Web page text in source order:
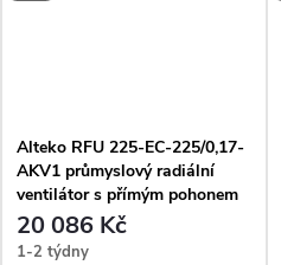
Alteko RFU 225-EC-225/0,17-
AKV1 průmyslový radiální
ventilátor s přímým pohonem
EC
20 086 Kč
1-2 týdny